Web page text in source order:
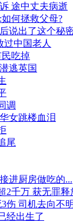
途中丈夫病逝
何拯救父母?
说出了这个秘
过中国老人
民吃掉
逃英国
调
女跳楼血泪
尾
进厨房做吃的...
2千万 获无罪释
伤 司机去向不明
经出生了